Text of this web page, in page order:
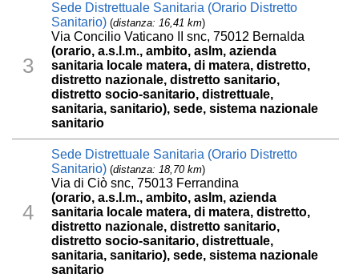
3
Sede Distrettuale Sanitaria (Orario Distretto
Sanitario) (distanza: 16,41 km)
Via Concilio Vaticano II snc, 75012 Bernalda
(orario, a.s.l.m., ambito, aslm, azienda
sanitaria locale matera, di matera, distretto,
distretto nazionale, distretto sanitario,
distretto socio-sanitario, distrettuale,
sanitaria, sanitario), sede, sistema nazionale
sanitario
4
Sede Distrettuale Sanitaria (Orario Distretto
Sanitario) (distanza: 18,70 km)
Via di Ciò snc, 75013 Ferrandina
(orario, a.s.l.m., ambito, aslm, azienda
sanitaria locale matera, di matera, distretto,
distretto nazionale, distretto sanitario,
distretto socio-sanitario, distrettuale,
sanitaria, sanitario), sede, sistema nazionale
sanitario